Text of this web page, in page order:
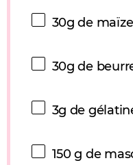
30g de
30g de
3g de
150 g de